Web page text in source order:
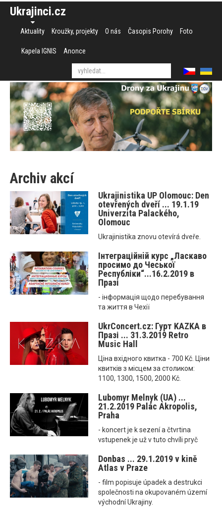
Ukrajinci.cz
Aktuality Kroužky, projekty O nás Časopis Porohy Foto
Kapela IGNIS Anonce
Archiv akcí
Ukrajinistika UP Olomouc: Den
otevřených dveří ... 19.1.19
Univerzita Palackého,
Olomouc
Ukrajinistika znovu otevírá dveře.
Інтеграційнiй курс „Ласкаво
просимо до Чеської
Республіки“...16.2.2019 в
Празі
- інформація щодо перебування
та життя в Чехії
UkrConcert.cz: Гурт KAZKA в
Празі ... 31.3.2019 Retro
Music Hall
Ціна вхідного квитка - 700 Kč. Ціни
квитків з місцем за столиком:
1100, 1300, 1500, 2000 Kč.
Lubomyr Melnyk (UA) ...
21.2.2019 Palác Akropolis,
Praha
- koncert je k sezení a čtvrtina
vstupenek je už v tuto chvíli pryč
Donbas ... 29.1.2019 v kině
Atlas v Praze
- film popisuje úpadek a destrukci
společnosti na okupovaném území
východní Ukrajiny.